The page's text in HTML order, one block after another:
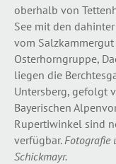
oberhalb von
See mit den
vom
Osterhorngruppe,
liegen die
Untersberg, gefolgt
Bayerischen
Rupertiwinkel sind
verfügbar.Fotografie
Schickmayr.